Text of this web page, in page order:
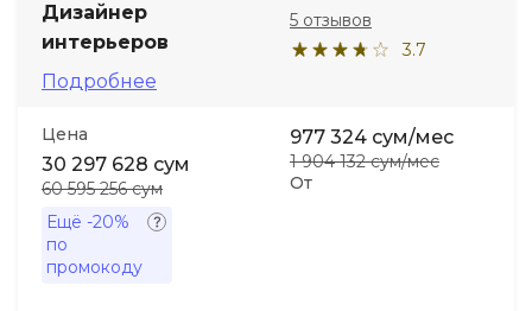
Дизайнер
интерьеров
Подробнее
3.7
5 отзывов
Цена
30 297 628 сум
60 595 256 сум
Ещё -20%
по
промокоду
От
977 324 сум/мес
1 904 132 сум/мес